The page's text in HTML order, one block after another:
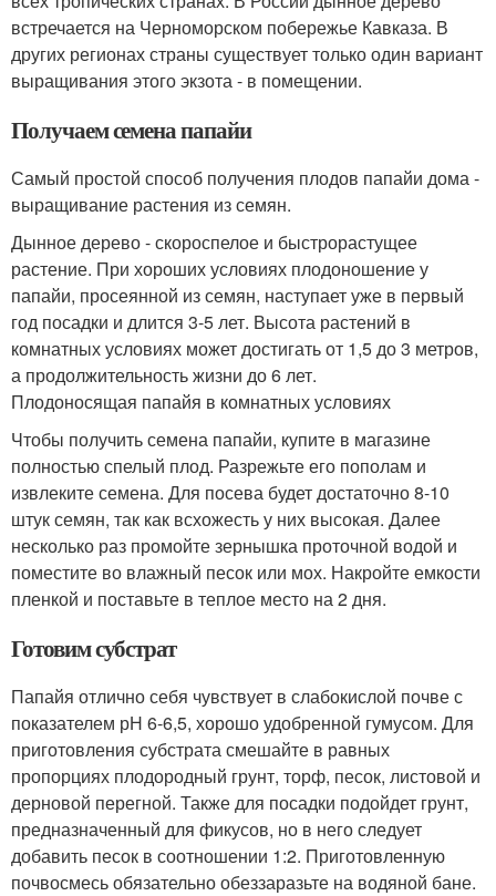
встречается на Черноморском побережье Кавказа. В
других регионах страны существует только один вариант
выращивания этого экзота - в помещении.
Получаем семена папайи
Самый простой способ получения плодов папайи дома -
выращивание растения из семян.
Дынное дерево - скороспелое и быстрорастущее
растение. При хороших условиях плодоношение у
папайи, просеянной из семян, наступает уже в первый
год посадки и длится 3-5 лет. Высота растений в
комнатных условиях может достигать от 1,5 до 3 метров,
а продолжительность жизни до 6 лет.
Плодоносящая папайя в комнатных условиях
Чтобы получить семена папайи, купите в магазине
полностью спелый плод. Разрежьте его пополам и
извлеките семена. Для посева будет достаточно 8-10
штук семян, так как всхожесть у них высокая. Далее
несколько раз промойте зернышка проточной водой и
поместите во влажный песок или мох. Накройте емкости
пленкой и поставьте в теплое место на 2 дня.
Готовим субстрат
Папайя отлично себя чувствует в слабокислой почве с
показателем рН 6-6,5, хорошо удобренной гумусом. Для
приготовления субстрата смешайте в равных
пропорциях плодородный грунт, торф, песок, листовой и
дерновой перегной. Также для посадки подойдет грунт,
предназначенный для фикусов, но в него следует
добавить песок в соотношении 1:2. Приготовленную
почвосмесь обязательно обеззаразьте на водяной бане.